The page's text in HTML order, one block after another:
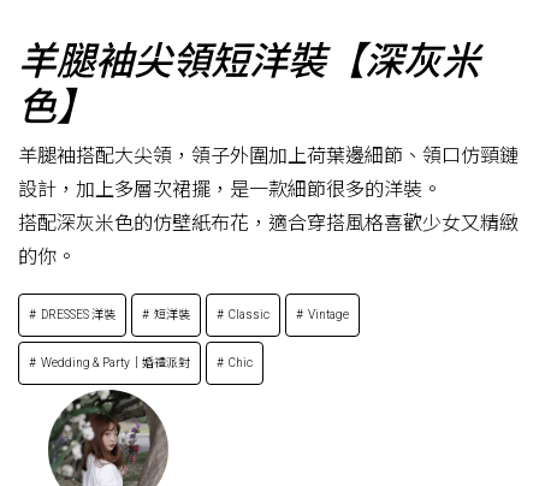
羊腿袖尖領短洋裝【深灰米
色】
羊腿袖搭配大尖領，領子外圍加上荷葉邊細節、領口仿頸鏈
設計，加上多層次裙擺，是一款細節很多的洋裝。
搭配深灰米色的仿壁紙布花，適合穿搭風格喜歡少女又精緻
的你。
DRESSES 洋裝 短洋裝 Classic Vintage
Wedding & Party｜婚禮派對 Chic